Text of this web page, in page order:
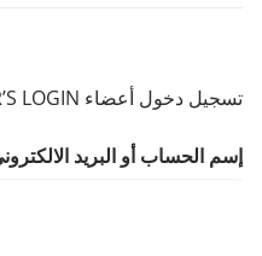
تسجيل دخول أعضاء MEMBER’S LOGIN
إسم الحساب أو البريد